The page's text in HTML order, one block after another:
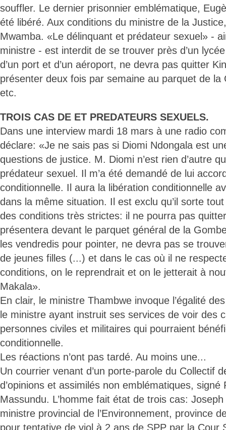
souffler. Le dernier prisonnier emblématique,
été libéré. Aux conditions du ministre de la
Mwamba. «Le délinquant et prédateur sexuel» -
ministre - est interdit de se trouver près d’un
d’un port et d’un aéroport, ne devra pas quitter
présenter deux fois par semaine au parquet de la
etc.
TROIS CAS DE ET PREDATEURS SEXUELS.
Dans une interview mardi 18 mars à une radio
déclare: «Je ne sais pas si Diomi Ndongala est
questions de justice. M. Diomi n’est rien d’autre
prédateur sexuel. Il m’a été demandé de lui
conditionnelle. Il aura la libération conditionnelle
dans la même situation. Il est exclu qu’il sorte
des conditions très strictes: il ne pourra pas
présentera devant le parquet général de la
les vendredis pour pointer, ne devra pas se
de jeunes filles (...) et dans le cas où il ne
conditions, on le reprendrait et on le jetterait à
Makala».
En clair, le ministre Thambwe invoque l’égalité
le ministre ayant instruit ses services de voir des
personnes civiles et militaires qui pourraient
conditionnelle.
Les réactions n’ont pas tardé. Au moins une...
Un courrier venant d’un porte-parole du Collectif
d’opinions et assimilés non emblématiques, signé
Massundu. L’homme fait état de trois cas:
ministre provincial de l’Environnement, province
pour tentative de viol à 2 ans de SPP par la Cour